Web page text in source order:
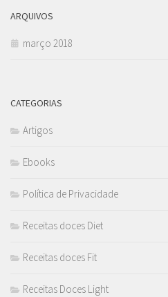
ARQUIVOS
março 2018
CATEGORIAS
Artigos
Ebooks
Política de Privacidade
Receitas doces Diet
Receitas doces Fit
Receitas Doces Light